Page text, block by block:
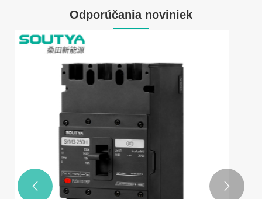
Odporúčania noviniek
Výber spoľahlivého jednosmerného
rýchleho nabíjania: Technická príručka pre
B2B kupujúcich
 